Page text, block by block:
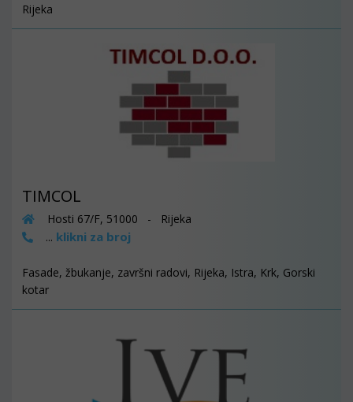
Rijeka
TIMCOL
Hosti 67/F, 51000 - Rijeka
... klikni za broj
Fasade, žbukanje, završni radovi, Rijeka, Istra, Krk, Gorski
kotar